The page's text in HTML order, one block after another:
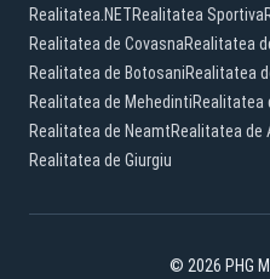
Realitatea.NETRealitatea Sportiva
Realitatea de CovasnaRealitatea
Realitatea de BotosaniRealitatea
Realitatea de MehedintiRealitatea
Realitatea de NeamtRealitatea de
Realitatea de Giurgiu
© 2026 PHG